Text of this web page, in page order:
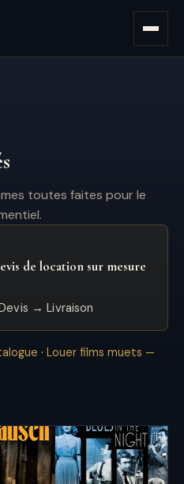
toutes faites pour le
de location sur mesure
→ Livraison
· Louer films muets —